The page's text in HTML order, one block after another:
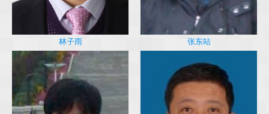
林子雨 张东站